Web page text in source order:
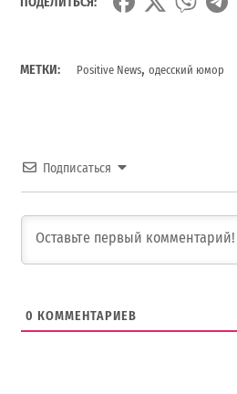
МЕТКИ: Positive News,одесский юмор
Подписаться
0 КОММЕНТАРИЕВ